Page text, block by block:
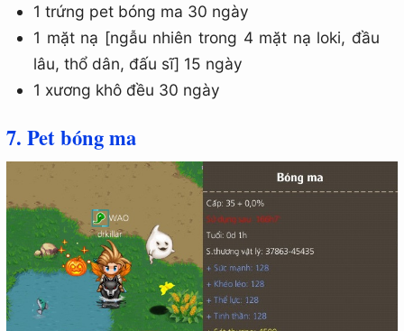
1 trứng pet bóng ma 30 ngày
1 mặt nạ [ngẫu nhiên trong 4 mặt nạ loki, đầu
lâu, thổ dân, đấu sĩ] 15 ngày
1 xương khô đều 30 ngày
7. Pet bóng ma